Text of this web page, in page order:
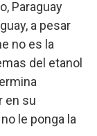
Paraguay
a pesar
no es la
del etanol
en su
le ponga la